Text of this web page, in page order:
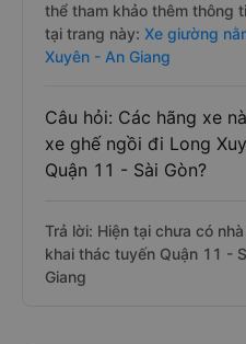
thể tham khảo thêm thông
tại trang này: Xe giường
Xuyên - An Giang
Câu hỏi: Các hãng xe
xe ghế ngồi đi Long
Quận 11 - Sài Gòn?
Trả lời: Hiện tại chưa có
khai thác tuyến Quận 11 -
Giang